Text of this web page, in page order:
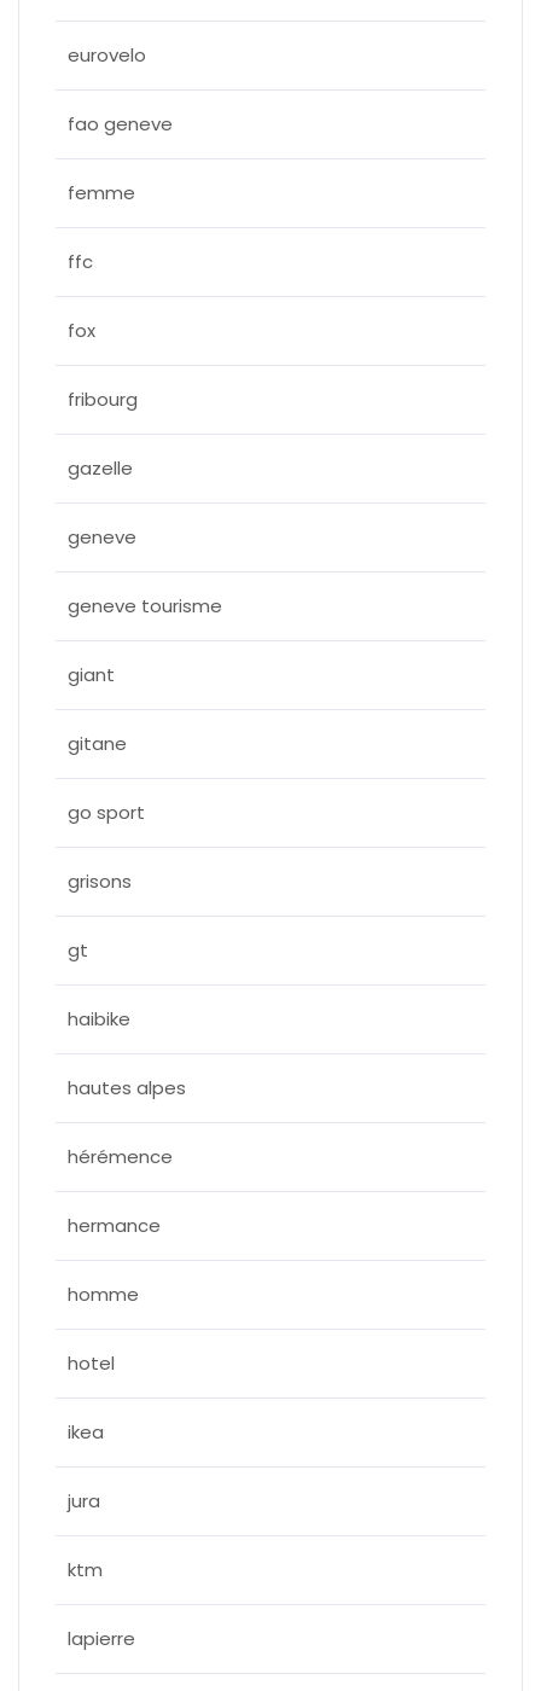
eurovelo
fao geneve
femme
ffc
fox
fribourg
gazelle
geneve
geneve tourisme
giant
gitane
go sport
grisons
gt
haibike
hautes alpes
hérémence
hermance
homme
hotel
ikea
jura
ktm
lapierre